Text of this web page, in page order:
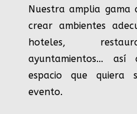
Nuestra amplia gama
crear ambientes
hoteles,
ayuntamientos… así
espacio que quiera
evento.